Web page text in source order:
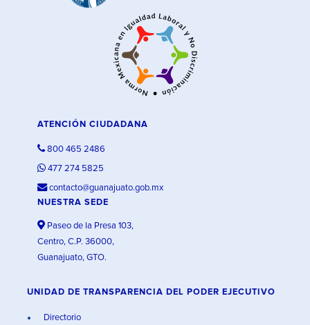
ATENCIÓN CIUDADANA
800 465 2486
477 274 5825
contacto@guanajuato.gob.mx
NUESTRA SEDE
Paseo de la Presa 103,
Centro, C.P. 36000,
Guanajuato, GTO.
UNIDAD DE TRANSPARENCIA DEL PODER EJECUTIVO
Directorio